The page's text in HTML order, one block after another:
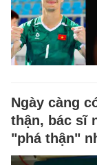
Ngày càng
thận, bác sĩ
"phá thận"